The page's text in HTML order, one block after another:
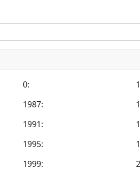
0:
1987:
1991:
1995:
1999: